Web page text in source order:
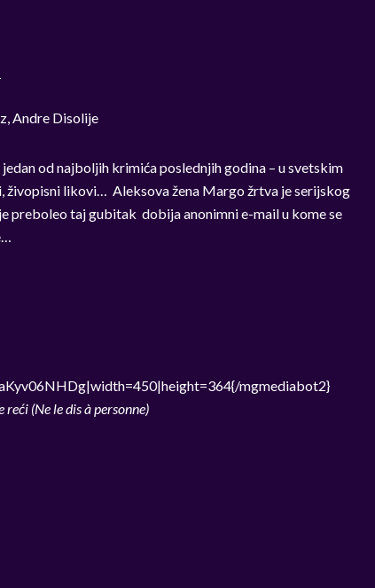
Andre Disolije
od najboljih krimića poslednjih godina – u svetskim
živopisni likovi… Aleksova žena Margo žrtva je serijskog
preboleo taj gubitak dobija anonimni e-mail u kome se
mgmediabot2}
(Ne le dis à personne)